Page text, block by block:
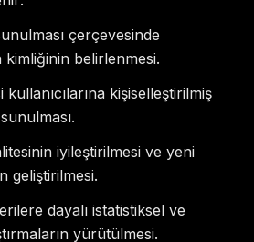
çerçevesinde
kimliğinin belirlenmesi.
kullanıcılarına kişiselleştirilmiş
iyileştirilmesi ve yeni
geliştirilmesi.
dayalı istatistiksel ve
yürütülmesi.